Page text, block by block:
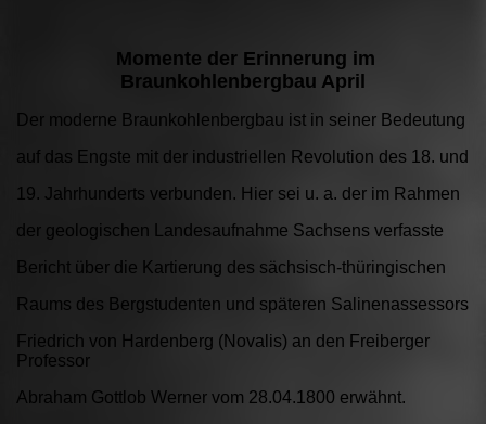
Momente der Erinnerung im
Braunkohlenbergbau April
Der moderne Braunkohlenbergbau ist in seiner Bedeutung
auf das Engste mit der industriellen Revolution des 18. und
19. Jahrhunderts verbunden. Hier sei u. a. der im Rahmen
der geologischen Landesaufnahme Sachsens verfasste
Bericht über die Kartierung des sächsisch-thüringischen
Raums des Bergstudenten und späteren Salinenassessors
Friedrich von Hardenberg (Novalis) an den Freiberger
Professor
Abraham Gottlob Werner vom 28.04.1800 erwähnt.